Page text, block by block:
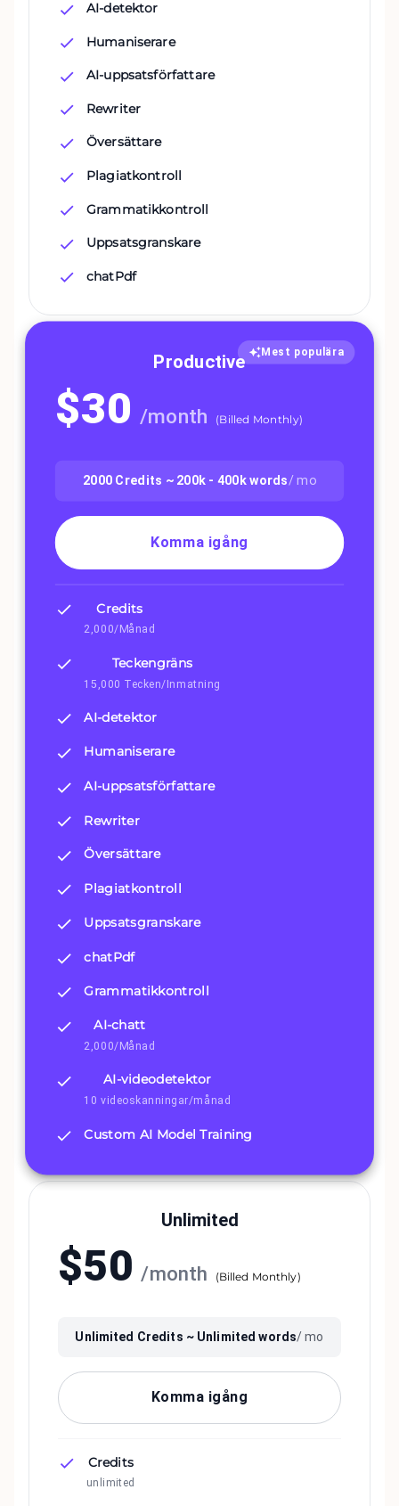
AI-detektor
Humaniserare
AI-uppsatsförfattare
Rewriter
Översättare
Plagiatkontroll
Grammatikkontroll
Uppsatsgranskare
chatPdf
Mest populära
Productive
$30 /month (Billed Monthly)
2000 Credits ~ 200k - 400kwords/ mo
Komma igång
Credits
2,000/Månad
Teckengräns
15,000 Tecken/Inmatning
AI-detektor
Humaniserare
AI-uppsatsförfattare
Rewriter
Översättare
Plagiatkontroll
Uppsatsgranskare
chatPdf
Grammatikkontroll
AI-chatt
2,000/Månad
AI-videodetektor
10 videoskanningar/månad
Custom AI Model Training
Unlimited
$50 /month (Billed Monthly)
Unlimited Credits ~ Unlimited words/ mo
Komma igång
Credits
unlimited